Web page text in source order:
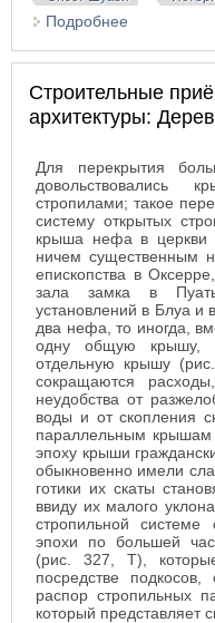
Подробнее
Строительные
архитектуры:
Для перекрытия
довольствовались
стропилами; такое
систему открытых
крыша нефа в
ничем существенным
епископства в
зала замка в
установлений в Блуа
два нефа, то иногда,
одну общую крышу,
отдельную крышу
сокращаются
неудобства от
воды и от скопления
параллельным
эпоху крыши
обыкновенно имели
готики их скаты
ввиду их малого
стропильной системе
эпохи по большей
(рис. 327, Т),
посредстве
распор стропильных
который представляет